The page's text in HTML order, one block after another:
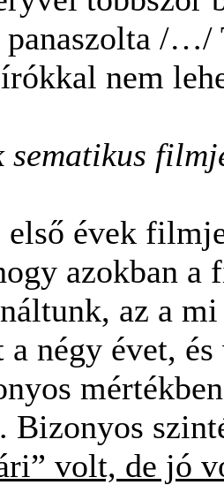
panaszolta /…/
nem
sematikus
évek
azokban a
az a
négy évet,
Bizonyos
volt, de jó